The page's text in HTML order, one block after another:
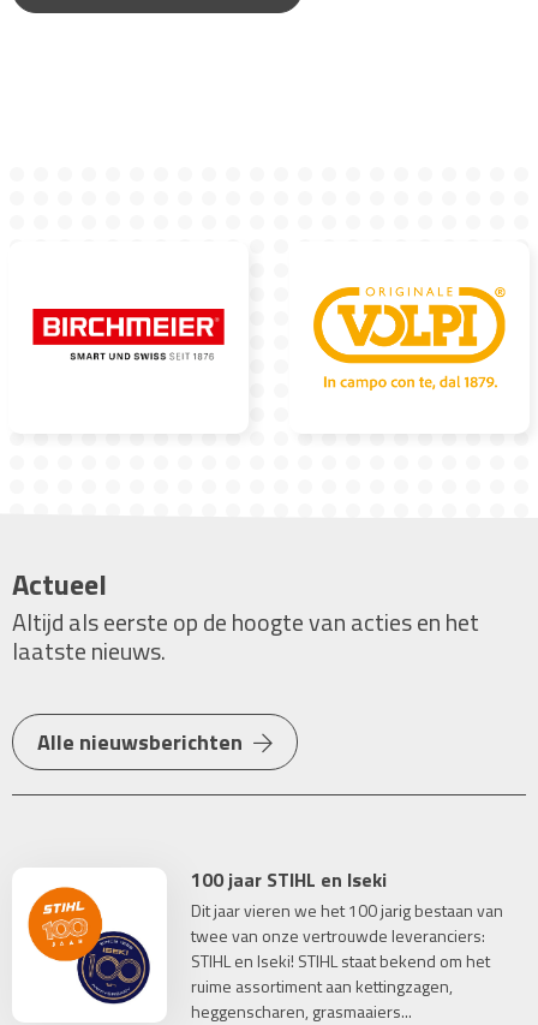
Actueel
Altijd als eerste op de hoogte van acties en het
laatste nieuws.
Alle nieuwsberichten
100 jaar STIHL en Iseki
Dit jaar vieren we het 100 jarig bestaan van
twee van onze vertrouwde leveranciers:
STIHL en Iseki! STIHL staat bekend om het
ruime assortiment aan kettingzagen,
heggenscharen, grasmaaiers...